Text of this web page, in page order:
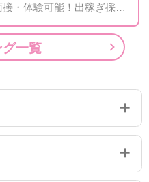
・体験可能！出稼ぎ採用
一覧